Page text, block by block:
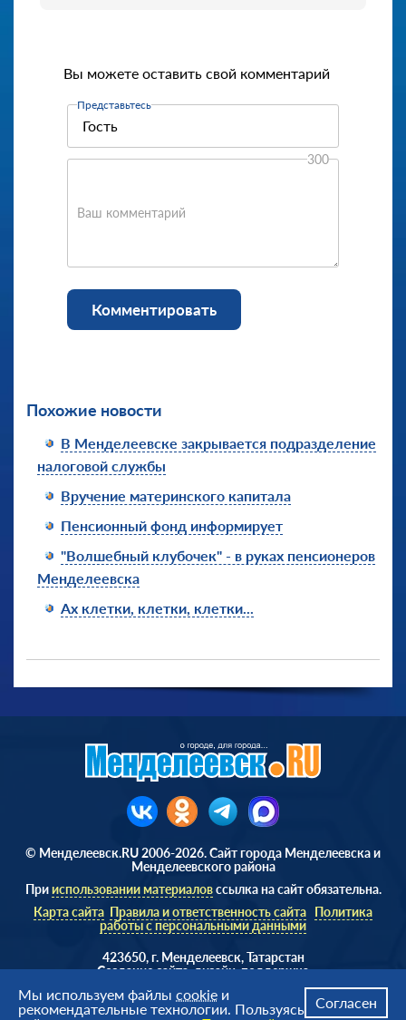
Вы можете оставить свой комментарий
Представьтесь
Ваш комментарий
300
Комментировать
Похожие новости
В Менделеевске закрывается подразделение
налоговой службы
Вручение материнского капитала
Пенсионный фонд информирует
"Волшебный клубочек" - в руках пенсионеров
Менделеевска
Ах клетки, клетки, клетки...
© Менделеевск.RU 2006-2026. Сайт города Менделеевска и
Менделеевского района
Прииспользовании материаловссылка на сайт обязательна.
Карта сайта Правила и ответственность сайта Политика
работы с персональными данными
423650, г. Менделеевск, Татарстан
Cоздание сайта, дизайн, поддержка
Мы используем файлы cookie и
рекомендательные технологии. Пользуясь
Согласен